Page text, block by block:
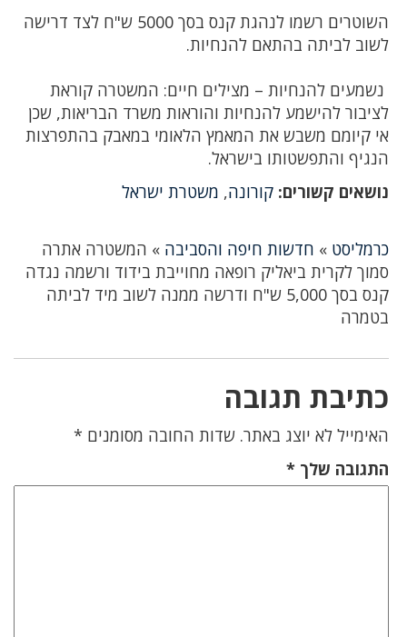
השוטרים רשמו לנהגת קנס בסך 5000 ש"ח לצד דרישה
לשוב לביתה בהתאם להנחיות.
נשמעים להנחיות – מצילים חיים: המשטרה קוראת
לציבור להישמע להנחיות והוראות משרד הבריאות, שכן
אי קיומם משבש את המאמץ הלאומי במאבק בהתפרצות
הנגיף והתפשטותו בישראל.
נושאים קשורים: קורונה, משטרת ישראל
כרמליסט » חדשות חיפה והסביבה » המשטרה אתרה
סמוך לקרית ביאליק רופאה מחוייבת בידוד ורשמה נגדה
קנס בסך 5,000 ש"ח ודרשה ממנה לשוב מיד לביתה
בטמרה
כתיבת תגובה
האימייל לא יוצג באתר. שדות החובה מסומנים *
התגובה שלך *